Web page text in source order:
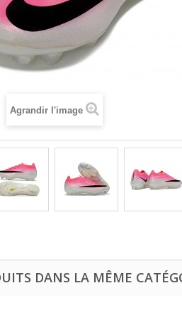
Agrandir l'image
DANS LA MÊME